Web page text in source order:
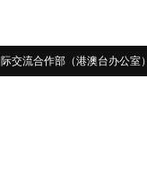
际交流合作部（港澳台办